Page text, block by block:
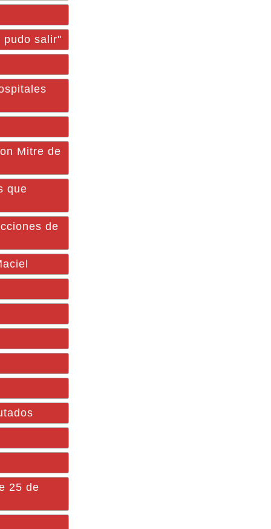
pudo salir"
Mitre de
que
de
25 de